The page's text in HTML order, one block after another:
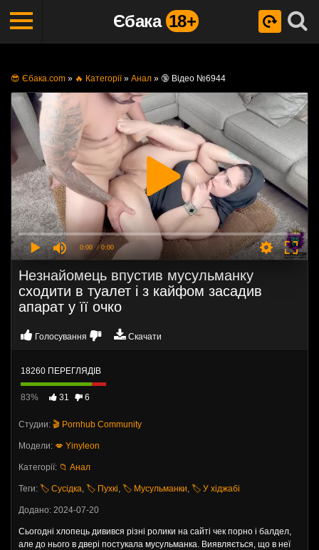
Єбака 18+
😎 Єбака.com » 🔥 Категорії» Анал » 🔞 Відео №6944
0:00 / 0:00
Незнайомець впустив мусульманку
сходити в туалет і з кайфом засадив
апарат у її очко
Голосування Скачати
18260 ПЕРЕГЛЯДІВ
83% 31 6
Студии: 🎬 Pornhub Community
Модели: 💋 Yinyleon
Категорії: 📁 Анал
Теги: 🏷️ Сусідка, 🏷️ Пухкі, 🏷️ Мусульманки, 🏷️ У хіджабі
Додано: 2024-07-20
Сьогодні хлопець дивився різні ролики на сайті чек порно і балдел,
але до нього в двері постукала мусульманка. Виявляється, що в неї